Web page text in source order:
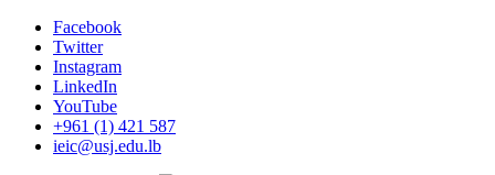
Facebook
Twitter
Instagram
LinkedIn
YouTube
+961 (1) 421 587
ieic@usj.edu.lb